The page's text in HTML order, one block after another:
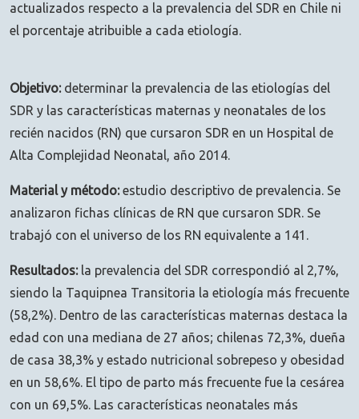
actualizados respecto a la prevalencia del SDR en Chile ni
el porcentaje atribuible a cada etiología.
Objetivo:determinar la prevalencia de las etiologías del
SDR y las características maternas y neonatales de los
recién nacidos (RN) que cursaron SDR en un Hospital de
Alta Complejidad Neonatal, año 2014.
Material y método:estudio descriptivo de prevalencia. Se
analizaron fichas clínicas de RN que cursaron SDR. Se
trabajó con el universo de los RN equivalente a 141.
Resultados:la prevalencia del SDR correspondió al 2,7%,
siendo la Taquipnea Transitoria la etiología más frecuente
(58,2%). Dentro de las características maternas destaca la
edad con una mediana de 27 años; chilenas 72,3%, dueña
de casa 38,3% y estado nutricional sobrepeso y obesidad
en un 58,6%. El tipo de parto más frecuente fue la cesárea
con un 69,5%. Las características neonatales más